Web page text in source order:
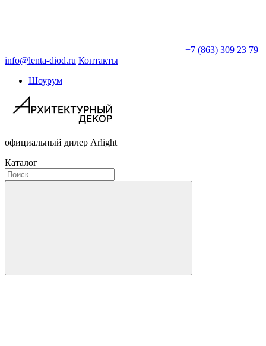
+7 (863) 309 23 79
info@lenta-diod.ru Контакты
Шоурум
официальный дилер Arlight
Каталог